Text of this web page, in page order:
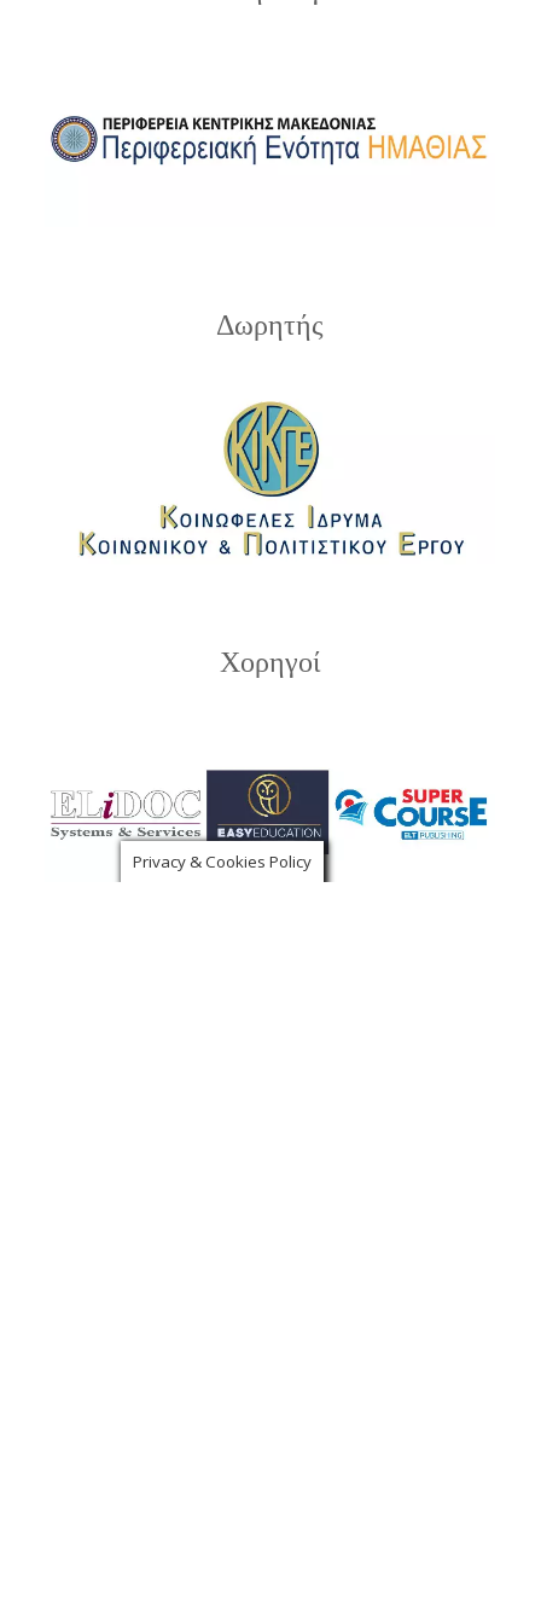
Δωρητής
Χορηγοί
Privacy & Cookies Policy